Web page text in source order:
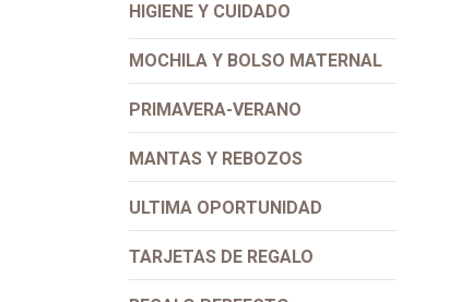
HIGIENE Y CUIDADO
MOCHILA Y BOLSO MATERNAL
PRIMAVERA-VERANO
MANTAS Y REBOZOS
ULTIMA OPORTUNIDAD
TARJETAS DE REGALO